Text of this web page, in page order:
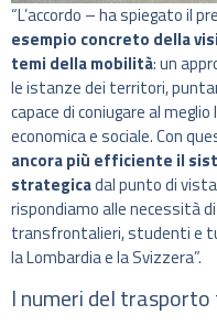
“L’accordo – ha spiegato il
esempio concreto della
temi della mobilità: un
le istanze dei territori,
capace di coniugare al
economica e sociale. Con
ancora più efficiente il
strategicadal punto di
rispondiamo alle necessità
transfrontalieri, studenti e
la Lombardia e la Svizzera”.
I numeri del